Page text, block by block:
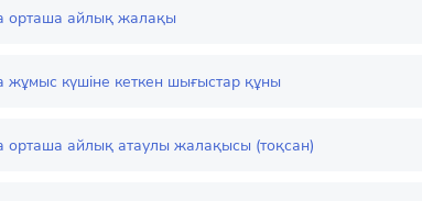
орташа айлық жалақы
күшіне кеткен шығыстар құны
айлық атаулы жалақысы (тоқсан)